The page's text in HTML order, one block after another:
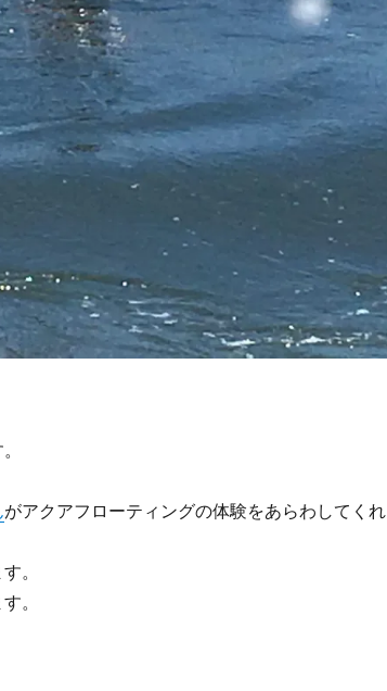
がアクアフローティングの体験をあらわしてくれ
。
。